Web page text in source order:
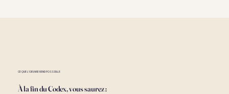
CE QUE L'OEUVRE REND POSSIBLE
À la fin du Codex, vous saurez :